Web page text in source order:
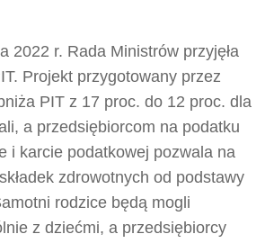
2022 r. Rada Ministrów przyjęła
Projekt przygotowany przez
PIT z 17 proc. do 12 proc. dla
a przedsiębiorcom na podatku
i karcie podatkowej pozwala na
zdrowotnych od podstawy
rodzice będą mogli
z dziećmi, a przedsiębiorcy